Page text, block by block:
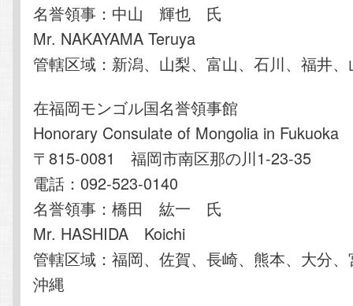
名誉領事：中山 輝也 氏
Mr. NAKAYAMA Teruya
管轄区域：新潟、山梨、富山、石川、福井、
在福岡モンゴル国名誉領事館
Honorary Consulate of Mongolia in Fukuoka
〒815-0081 福岡市南区那の川1-23-35
電話：092-523-0140
名誉領事：橋田 紘一 氏
Mr. HASHIDA Koichi
管轄区域：福岡、佐賀、長崎、熊本、大分
沖縄